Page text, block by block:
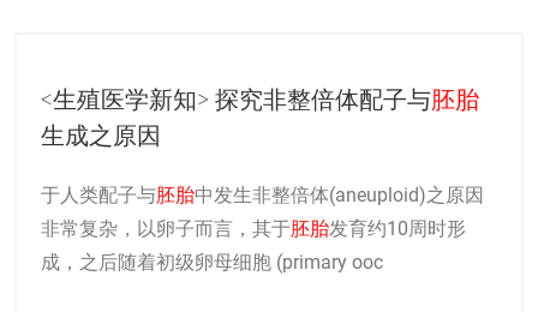
<生殖医学新知> 探究非整倍体配子与胚胎
生成之原因
于人类配子与胚胎中发生非整倍体(aneuploid)之原因
非常复杂，以卵子而言，其于胚胎发育约10周时形
成，之后随着初级卵母细胞 (primary ooc